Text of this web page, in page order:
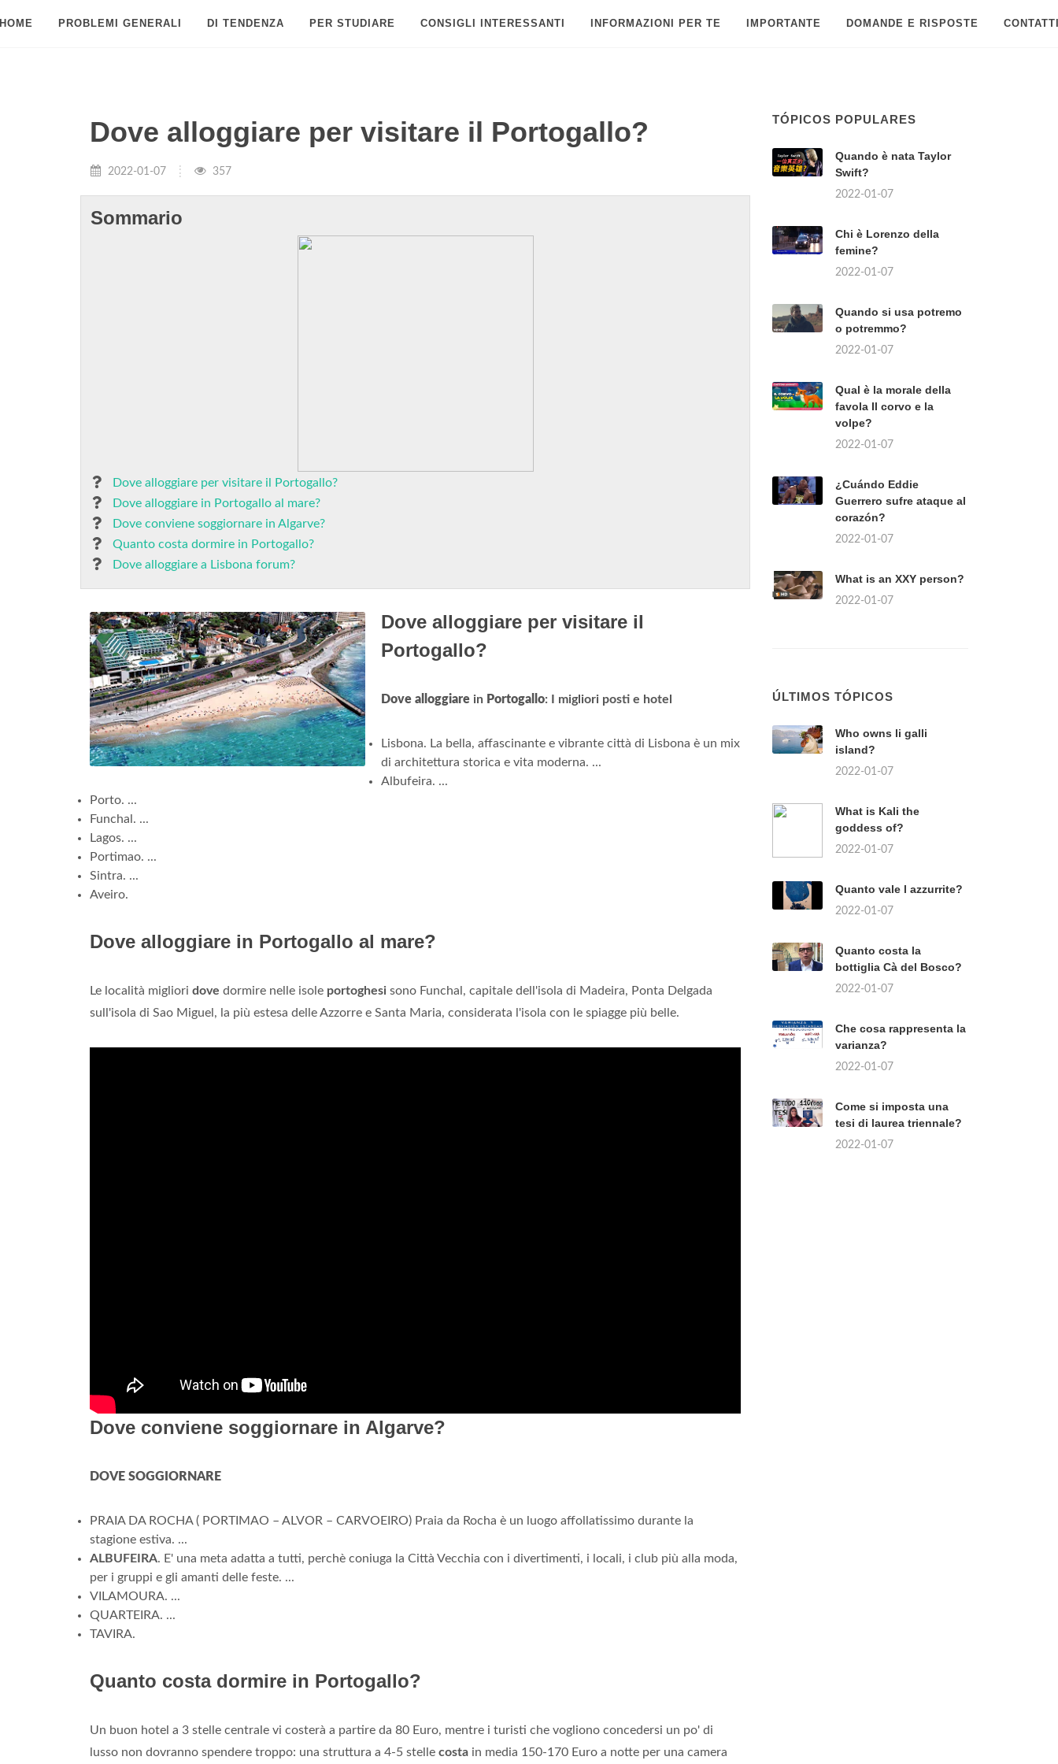
PROBLEMI GENERALI DI TENDENZA PER STUDIARE CONSIGLI INTERESSANTI INFORMAZIONI PER TE IMPORTANTE DOMANDE E RISPOSTE
Dove alloggiare per visitare il Portogallo?
2022-01-07 357
Sommario
Dove alloggiare per visitare il Portogallo?
Dove alloggiare in Portogallo al mare?
Dove conviene soggiornare in Algarve?
Quanto costa dormire in Portogallo?
Dove alloggiare a Lisbona forum?
Dove alloggiare per visitare il
Portogallo?
Dove alloggiare in Portogallo: I migliori posti e hotel
Lisbona. La bella, affascinante e vibrante città di Lisbona è un mix
di architettura storica e vita moderna. ...
Albufeira. ...
Porto. ...
Funchal. ...
Lagos. ...
Portimao. ...
Sintra. ...
Aveiro.
Dove alloggiare in Portogallo al mare?
Le località migliori dove dormire nelle isole portoghesi sono Funchal, capitale dell'isola di Madeira, Ponta Delgada
sull'isola di Sao Miguel, la più estesa delle Azzorre e Santa Maria, considerata l'isola con le spiagge più belle.
Dove conviene soggiornare in Algarve?
DOVE SOGGIORNARE
PRAIA DA ROCHA ( PORTIMAO – ALVOR – CARVOEIRO) Praia da Rocha è un luogo affollatissimo durante la
stagione estiva. ...
ALBUFEIRA. E' una meta adatta a tutti, perchè coniuga la Città Vecchia con i divertimenti, i locali, i club più alla moda,
per i gruppi e gli amanti delle feste. ...
VILAMOURA. ...
QUARTEIRA. ...
TAVIRA.
Quanto costa dormire in Portogallo?
Un buon hotel a 3 stelle centrale vi costerà a partire da 80 Euro, mentre i turisti che vogliono concedersi un po' di
lusso non dovranno spendere troppo: una struttura a 4-5 stelle costa in media 150-170 Euro a notte per una camera
TÓPICOS POPULARES
Quando è nata Taylor
Swift?
2022-01-07
Chi è Lorenzo della
femine?
2022-01-07
Quando si usa potremo
o potremmo?
2022-01-07
Qual è la morale della
favola Il corvo e la
volpe?
2022-01-07
¿Cuándo Eddie
Guerrero sufre ataque al
corazón?
2022-01-07
What is an XXY person?
2022-01-07
ÚLTIMOS TÓPICOS
Who owns li galli
island?
2022-01-07
What is Kali the
goddess of?
2022-01-07
Quanto vale l azzurrite?
2022-01-07
Quanto costa la
bottiglia Cà del Bosco?
2022-01-07
Che cosa rappresenta la
varianza?
2022-01-07
Come si imposta una
tesi di laurea triennale?
2022-01-07